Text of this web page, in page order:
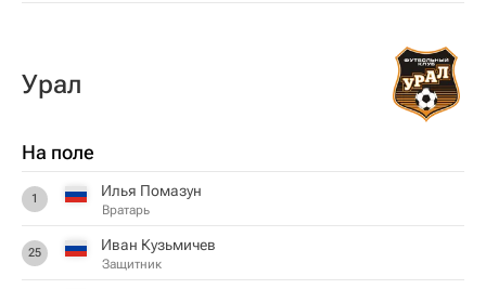
Урал
На поле
1 Илья Помазун
Вратарь
25 Иван Кузьмичев
Защитник